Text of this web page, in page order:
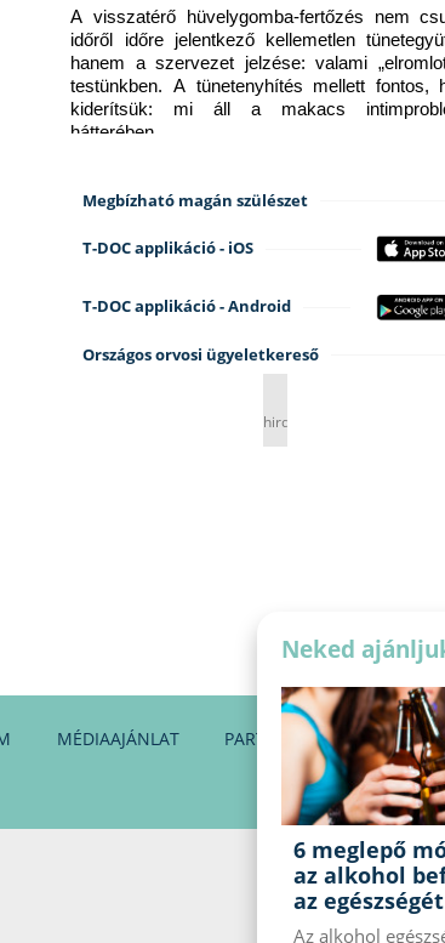
A visszatérő hüvelygomba-fertőzés nem
időről időre jelentkező kellemetlen
hanem a szervezet jelzése: valami
testünkben. A tünetenyhítés mellett fontos,
kiderítsük: mi áll a makacs
hátterében.
Megbízható magán szülészet
T-DOC applikáció - iOS
T-DOC applikáció - Android
Országos orvosi ügyeletkereső
hirdetés
MÉDIAAJÁNLAT PARTNEREINK
Neked
6 meglepő
az alkohol
az egészségét
Az alkohol